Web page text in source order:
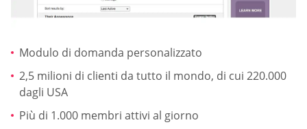
Modulo di domanda personalizzato
2,5 milioni di clienti da tutto il mondo, di cui 220.000
dagli USA
Più di 1.000 membri attivi al giorno